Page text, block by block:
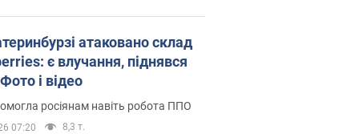
атаковано склад
є влучання, піднявся
і відео
росіянам навіть робота ППО
07:20 8,3 т.